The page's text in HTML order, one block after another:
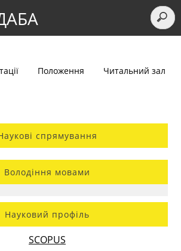
Положення Читальний зал
спрямування
Володіння мовами
Науковий профіль
SCOPUS